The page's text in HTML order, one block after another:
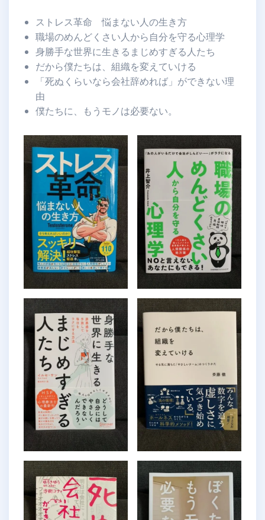
ストレス革命 悩まない人の生き方
職場のめんどくさい人から自分を守る心理学
身勝手な世界に生きるまじめすぎる人たち
だから僕たちは、組織を変えていける
「死ぬくらいなら会社辞めれば」ができない理
由
僕たちに、もうモノは必要ない。